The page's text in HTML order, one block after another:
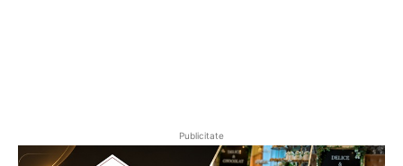
Publicitate